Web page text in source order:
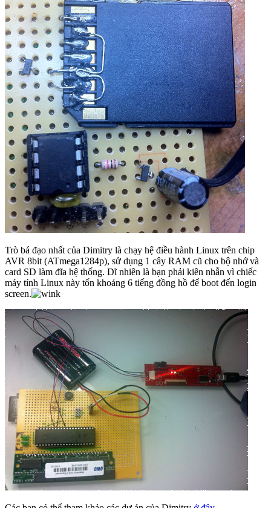
Trò bá đạo nhất của Dimitry là chạy hệ điều hành Linux trên chip
AVR 8bit (ATmega1284p), sử dụng 1 cây RAM cũ cho bộ nhớ và
card SD làm đĩa hệ thống. Dĩ nhiên là bạn phải kiên nhẫn vì chiếc
máy tính Linux này tốn khoảng 6 tiếng đồng hồ để boot đến login
screen.